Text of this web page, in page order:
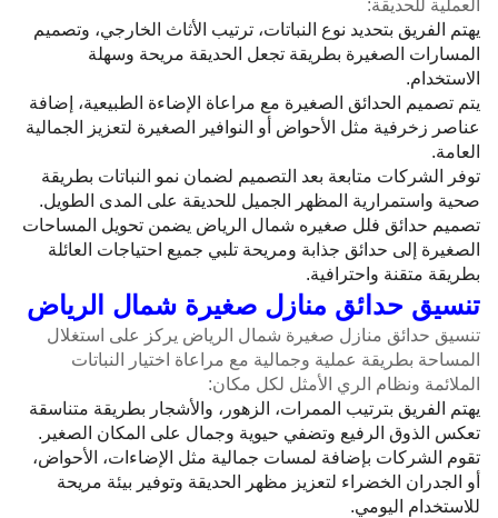
العملية للحديقة:
يهتم الفريق بتحديد نوع النباتات، ترتيب الأثاث الخارجي، وتصميم
المسارات الصغيرة بطريقة تجعل الحديقة مريحة وسهلة
الاستخدام.
يتم تصميم الحدائق الصغيرة مع مراعاة الإضاءة الطبيعية، إضافة
عناصر زخرفية مثل الأحواض أو النوافير الصغيرة لتعزيز الجمالية
العامة.
توفر الشركات متابعة بعد التصميم لضمان نمو النباتات بطريقة
صحية واستمرارية المظهر الجميل للحديقة على المدى الطويل.
تصميم حدائق فلل صغيره شمال الرياض يضمن تحويل المساحات
الصغيرة إلى حدائق جذابة ومريحة تلبي جميع احتياجات العائلة
بطريقة متقنة واحترافية.
تنسيق حدائق منازل صغيرة شمال الرياض
تنسيق حدائق منازل صغيرة شمال الرياض يركز على استغلال
المساحة بطريقة عملية وجمالية مع مراعاة اختيار النباتات
الملائمة ونظام الري الأمثل لكل مكان:
يهتم الفريق بترتيب الممرات، الزهور، والأشجار بطريقة متناسقة
تعكس الذوق الرفيع وتضفي حيوية وجمال على المكان الصغير.
تقوم الشركات بإضافة لمسات جمالية مثل الإضاءات، الأحواض،
أو الجدران الخضراء لتعزيز مظهر الحديقة وتوفير بيئة مريحة
للاستخدام اليومي.